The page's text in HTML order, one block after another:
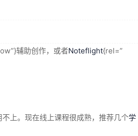
辅助创作，或者Noteflight{rel=”
上。现在线上课程很成熟，推荐几个学